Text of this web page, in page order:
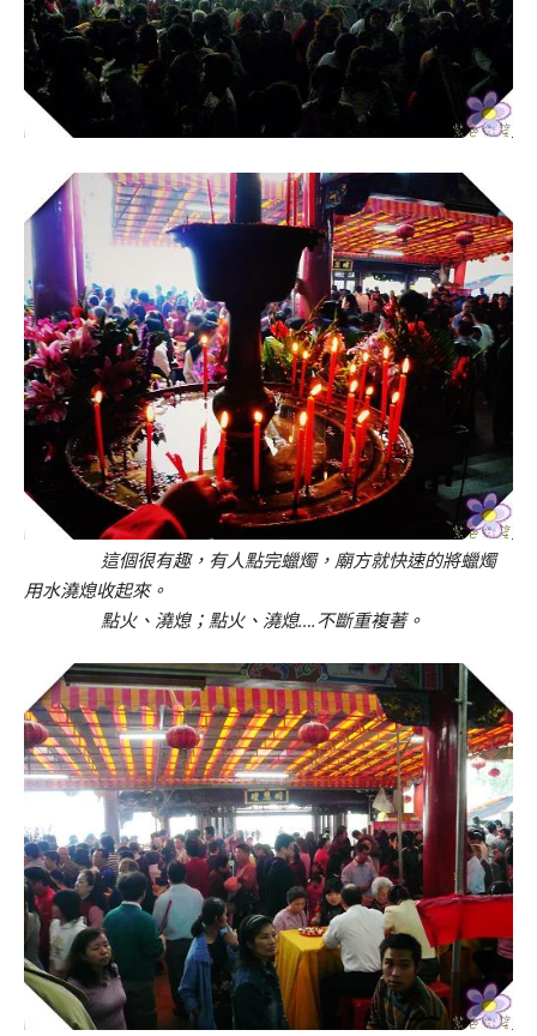
這個很有趣，有人點完蠟燭，廟方就快速的將蠟燭
用水澆熄收起來。
點火、澆熄；點火、澆熄….不斷重複著。